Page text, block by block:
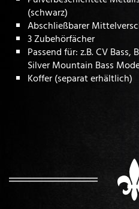
(schwarz)
Abschließbarer
3 Zubehörfächer
Passend für: z.B. CV Bass,
Silver Mountain Bass
Koffer (separat erhältlich)